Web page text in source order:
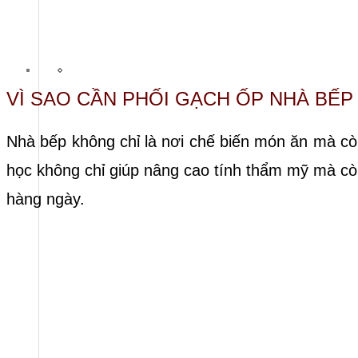
VÌ SAO CẦN PHỐI GẠCH ỐP NHÀ
Nhà bếp không chỉ là nơi chế biến món ăn mà
học không chỉ giúp nâng cao tính thẩm mỹ mà
hàng ngày.